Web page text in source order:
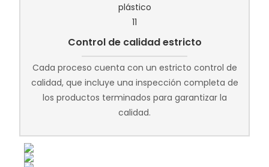
Control de calidad estricto
Cada proceso cuenta con un estricto control de
calidad, que incluye una inspección completa de
los productos terminados para garantizar la
calidad.